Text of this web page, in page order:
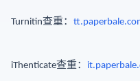
Turnitin查重：
iThenticate查重：